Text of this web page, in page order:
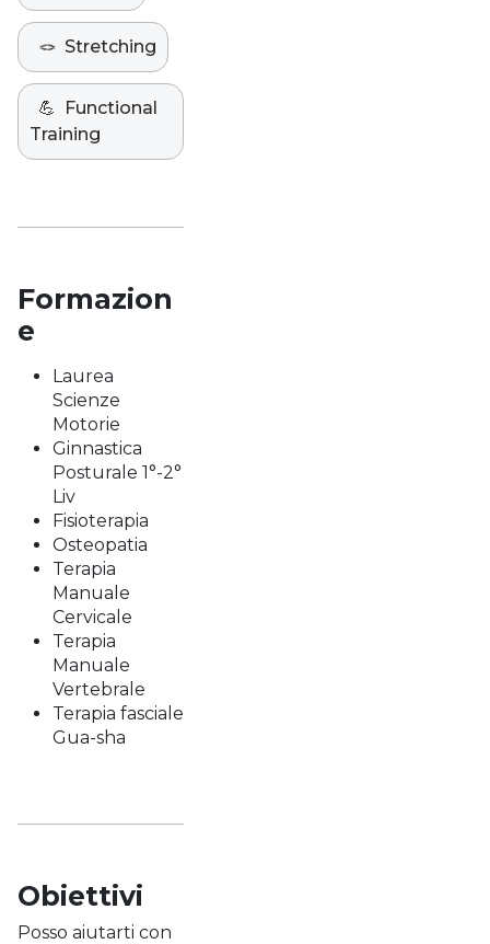
🪢 Stretching
💪
Functional
Training
Formazion
e
Laurea
Scienze
Motorie
Ginnastica
Posturale 1°-2°
Liv
Fisioterapia
Osteopatia
Terapia
Manuale
Cervicale
Terapia
Manuale
Vertebrale
Terapia fasciale
Gua-sha
Obiettivi
Posso aiutarti con